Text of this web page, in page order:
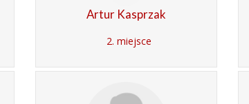
Artur Kasprzak
2. miejsce